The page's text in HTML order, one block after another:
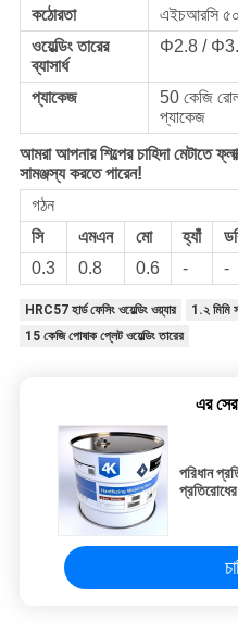
কঠোরতা
এইচআরসি
ওয়েল্ডিং তারের
ব্যাসার্ধ
Φ2.8 /
প্যাকেজ
50 কেজি
প্যাকেজ
আমরা আপনার শিল্পের চাহিদা মেটাতে
সামঞ্জস্য করতে পারেন!
গঠন
সি
এমএন মো হ্যাঁ
0.3
0.8 0.6 - -
HRC57 হার্ড ফেসিং ওয়েল্ডিং ওয়্যার
1.২ মিমি
15 কেজি পোষাক প্লেট ওয়েল্ডিং তারের
এর
পরিধান